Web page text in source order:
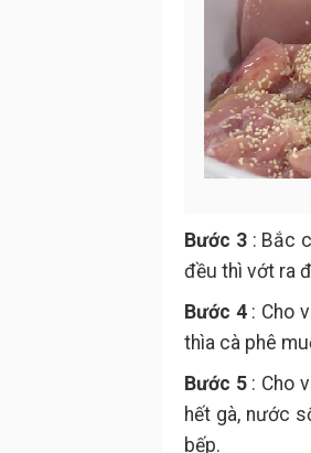
Bước 3: Bắc
đều thì vớt ra
Bước 4: Cho
thìa cà phê
Bước 5: Cho
hết gà, nước
bếp.